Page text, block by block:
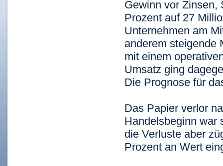
Gewinn vor Zinsen,
Prozent auf 27
Unternehmen am
anderem steigende
mit einem
Umsatz ging
Die Prognose für
Das Papier verlor
Handelsbeginn war
die Verluste aber
Prozent an Wert